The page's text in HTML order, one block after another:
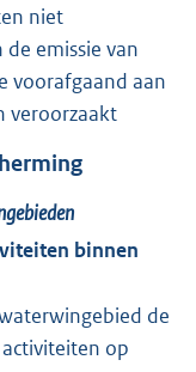
niet
emissie van
voorafgaand aan
veroorzaakt
binnen
de
op